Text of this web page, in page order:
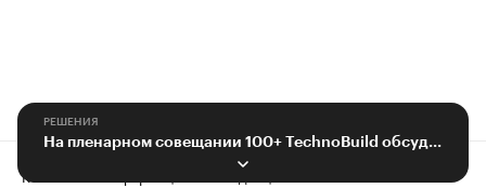
РЕШЕНИЯ
На пленарном совещании 100+ TechnoBuild обсудили проект Академического
Контактная информация